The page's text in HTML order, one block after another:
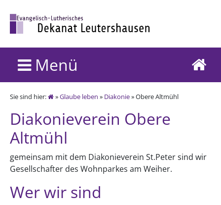
Menü
Sie sind hier: »Glaube leben » Diakonie» Obere Altmühl
Diakonieverein Obere
Altmühl
gemeinsam mit dem Diakonieverein St.Peter sind wir
Gesellschafter des Wohnparkes am Weiher.
Wer wir sind